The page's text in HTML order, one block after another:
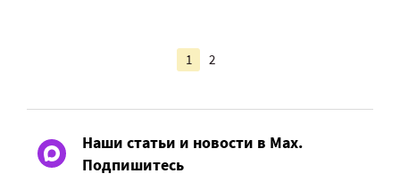
1 2
Наши статьи и новости в Max.
Подпишитесь